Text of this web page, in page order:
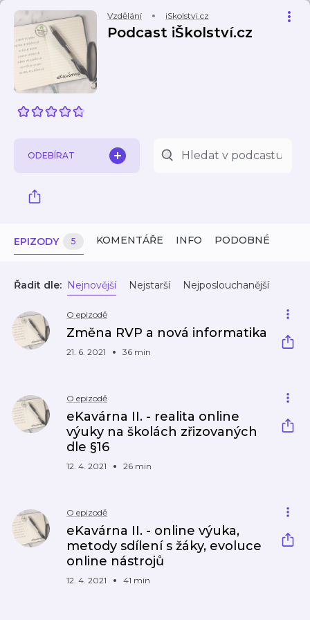
Vzdělání iSkolstvi.cz
Podcast iŠkolství.cz
ODEBÍRAT
EPIZODY 5 KOMENTÁŘE INFO PODOBNÉ
Řadit dle: Nejnovější Nejstarší Nejposlouchanější
O epizodě
Změna RVP a nová informatika
21. 6. 2021 36 min
O epizodě
eKavárna II. - realita online
výuky na školách zřizovaných
dle §16
12. 4. 2021 26 min
O epizodě
eKavárna II. - online výuka,
metody sdílení s žáky, evoluce
online nástrojů
12. 4. 2021 41 min